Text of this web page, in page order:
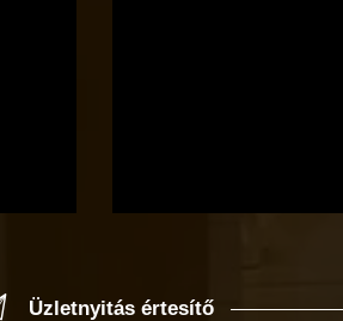
Üzletnyitás értesítő